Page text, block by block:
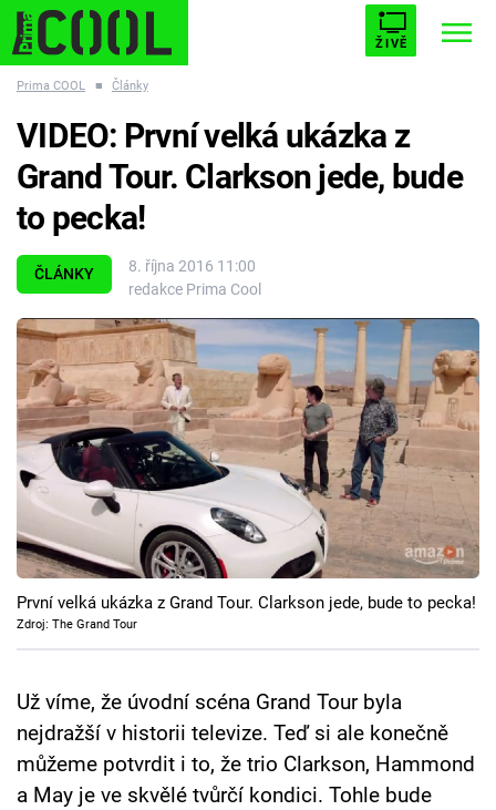
ŽIVĚ
ESCAPE PLNEJ KOTEL AVENGERS 5
Témata
Filmy
Seriály
Hry
Cool Esport
Pořady
TV Program
Přihlášení
Prima COOL ■ Články
ČLÁNKY
8. října 2016 11:00
redakce Prima Cool
VIDEO: První velká ukázka z
Grand Tour. Clarkson jede, bude
to pecka!
První velká ukázka z Grand Tour. Clarkson jede, bude to pecka!
Zdroj: The Grand Tour
Už víme, že úvodní scéna Grand Tour byla
nejdražší v historii televize. Teď si ale konečně
můžeme potvrdit i to, že trio Clarkson, Hammond
a May je ve skvělé tvůrčí kondici. Tohle bude